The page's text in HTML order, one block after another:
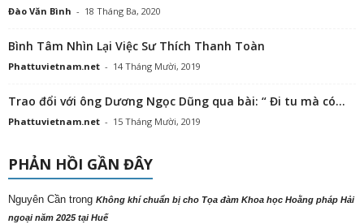
Đào Văn Bình - 18 Tháng Ba, 2020
Bình Tâm Nhìn Lại Việc Sư Thích Thanh Toàn
Phattuvietnam.net - 14 Tháng Mười, 2019
Trao đổi với ông Dương Ngọc Dũng qua bài: “ Đi tu mà có...
Phattuvietnam.net - 15 Tháng Mười, 2019
PHẢN HỒI GẦN ĐÂY
Nguyên Cần trong Không khí chuẩn bị cho Tọa đàm Khoa học Hoằng pháp Hải
ngoại năm 2025 tại Huế